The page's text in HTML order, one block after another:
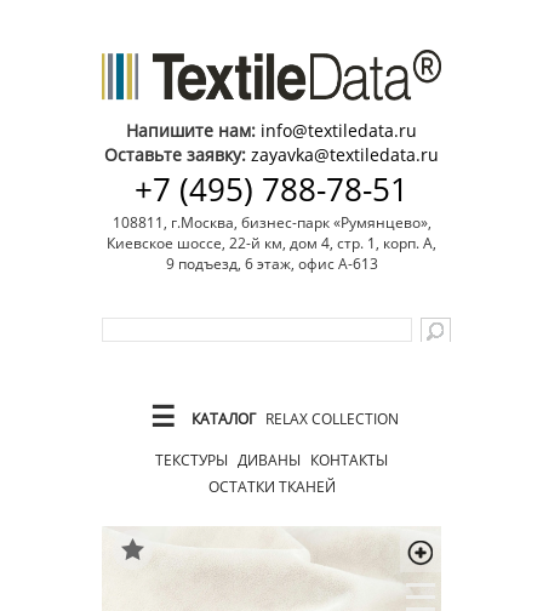
Напишите нам: info@textiledata.ru
Оставьте заявку: zayavka@textiledata.ru
+7 (495) 788-78-51
108811, г.Москва, бизнес-парк «Румянцево»,
Киевское шоссе, 22-й км, дом 4, стр. 1, корп. А,
9 подъезд, 6 этаж, офис А-613
☰ КАТАЛОГ RELAX COLLECTION
ТЕКСТУРЫ ДИВАНЫ КОНТАКТЫ
ОСТАТКИ ТКАНЕЙ